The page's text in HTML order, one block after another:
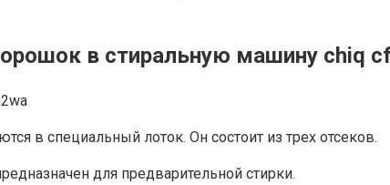
в стиральную машину chiq
в специальный лоток. Он состоит из трех отсеков.
для предварительной стирки.